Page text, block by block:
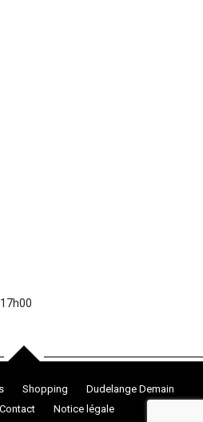
Shopping
Dudelange Demain
Contact Notice légale